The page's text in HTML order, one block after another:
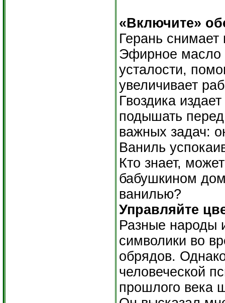
«Включите»
Герань снимает
Эфирное масло
усталости,
увеличивает
Гвоздика
подышать
важных задач:
Ваниль
Кто знает,
бабушкином
ванилью?
Управляйте
Разные народы
символики во
обрядов.
человеческой
прошлого века